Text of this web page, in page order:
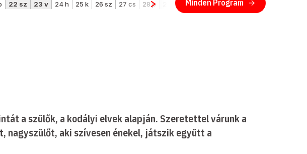
a szülők, a kodályi elvek alapján. Szeretettel várunk a
nagyszülőt, aki szívesen énekel, játszik együtt a